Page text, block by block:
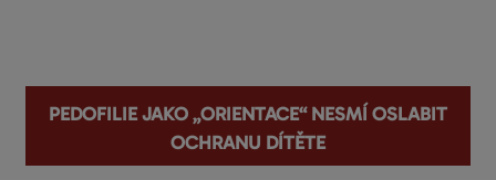
Pedofilie jako „orientace“ nesmí oslabit
ochranu dítěte